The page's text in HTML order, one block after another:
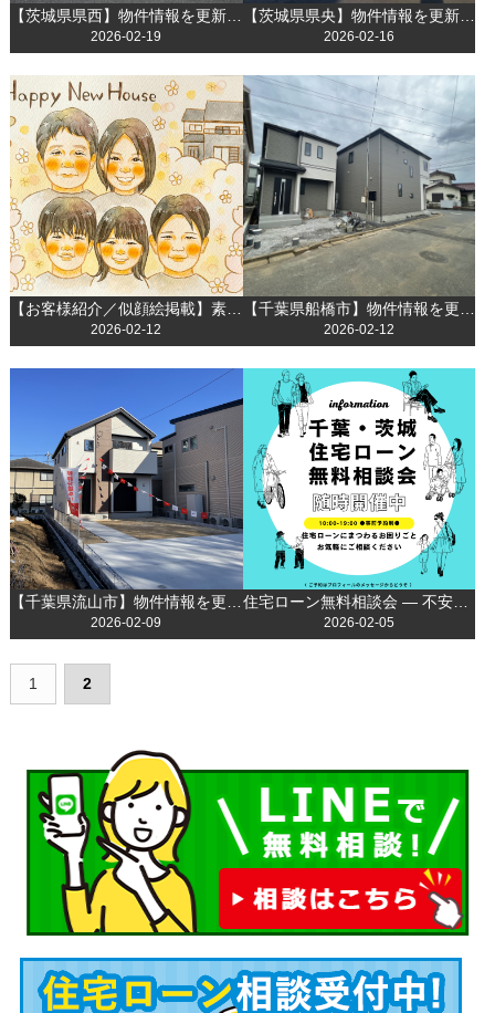
【茨城県県西】物件情報を更新しました！
2026-02-19
【茨城県県央】物件情報を更新しました！
2026-02-16
【お客様紹介／似顔絵掲載】素敵なご家族との出会いに感謝して
2026-02-12 2026-02-12
2026-02-09
住宅ローン無料相談会 ― 不安を解消して理想のマイホームへ！
2026-02-05
1 2